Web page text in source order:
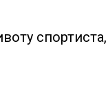
спортиста,